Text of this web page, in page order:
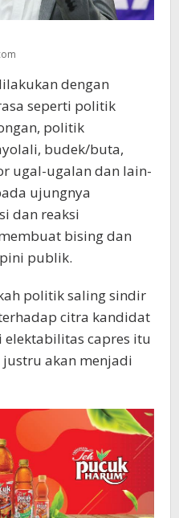
dengan
seperti politik
politik
budek/buta,
ugal-ugalan dan lain-
ujungnya
dan reaksi
bising dan
publik.
politik saling sindir
citra kandidat
capres itu
akan menjadi